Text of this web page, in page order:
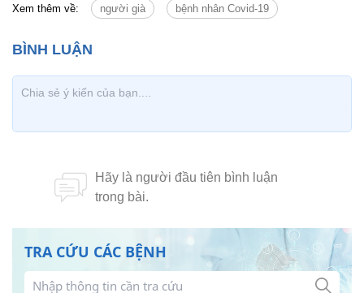
Xem thêm về: người già bệnh nhân Covid-19
TRA CỨU CÁC BỆNH